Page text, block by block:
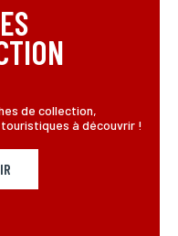
de collection,
à découvrir !